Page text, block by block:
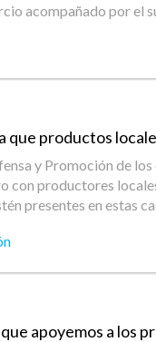
acompañado por el
productos
y Promoción de
con productores
presentes en estas
apoyemos a los